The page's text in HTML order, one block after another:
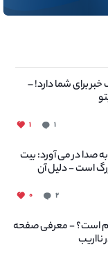
خبر برای شما دارد! –
۱ ۱
صدا در می آورد: بیت
است - دلیل آن
۲ ۰
است؟ - معرفی صفحه
نااریب